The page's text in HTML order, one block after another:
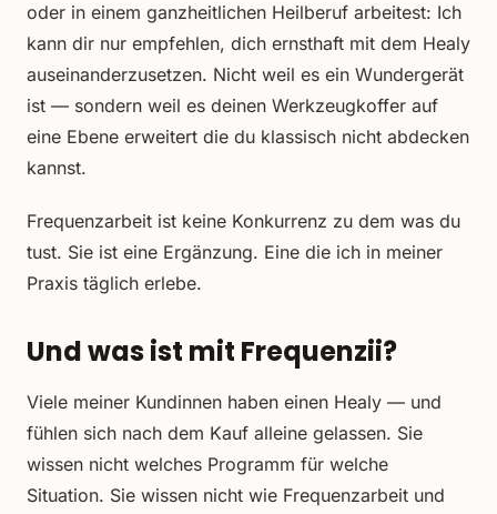
oder in einem ganzheitlichen Heilberuf arbeitest: Ich
kann dir nur empfehlen, dich ernsthaft mit dem Healy
auseinanderzusetzen. Nicht weil es ein Wundergerät
ist — sondern weil es deinen Werkzeugkoffer auf
eine Ebene erweitert die du klassisch nicht abdecken
kannst.
Frequenzarbeit ist keine Konkurrenz zu dem was du
tust. Sie ist eine Ergänzung. Eine die ich in meiner
Praxis täglich erlebe.
Und was ist mit Frequenzii?
Viele meiner Kundinnen haben einen Healy — und
fühlen sich nach dem Kauf alleine gelassen. Sie
wissen nicht welches Programm für welche
Situation. Sie wissen nicht wie Frequenzarbeit und